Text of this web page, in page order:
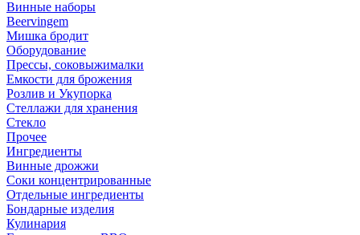
Винные наборы
Beervingem
Мишка бродит
Оборудование
Прессы, соковыжималки
Емкости для брожения
Розлив и Укупорка
Стеллажи для хранения
Стекло
Прочее
Ингредиенты
Винные дрожжи
Соки концентрированные
Отдельные ингредиенты
Бондарные изделия
Кулинария